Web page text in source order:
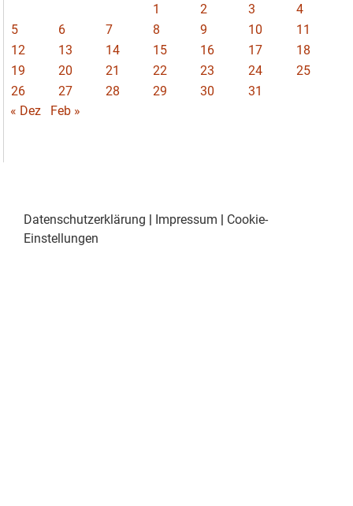
1 2 3
4
5
6 7 8 9 10
11
12
13 14 15 16 17
18
19
20 21 22 23 24
25
26
27 28 29 30
31
« Dez
Feb »
Datenschutzerklärung | Impressum | Cookie-
Einstellungen